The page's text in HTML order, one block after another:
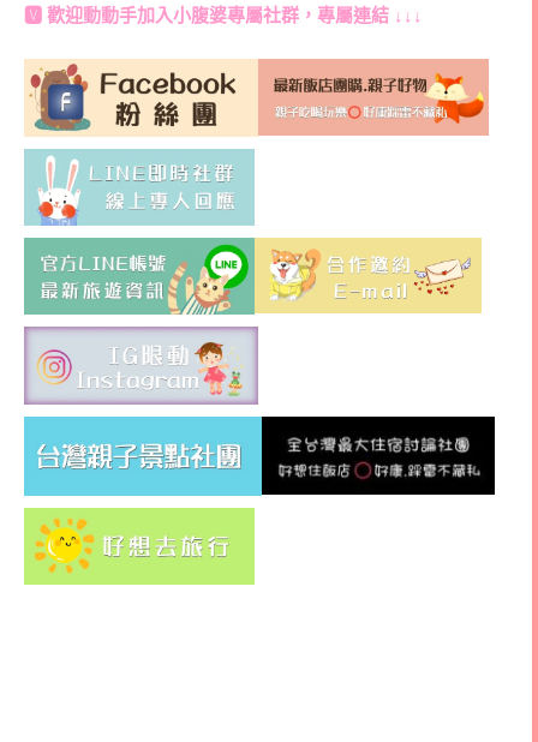
🆅 歡迎動動手加入小腹婆專屬社群 ，專屬連結 ↓↓↓